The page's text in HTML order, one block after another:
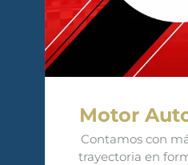
Motor
Contamos con
trayectoria en